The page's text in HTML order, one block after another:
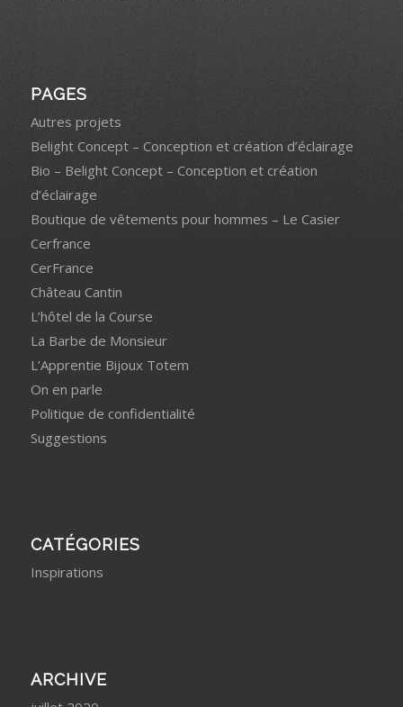
PAGES
Autres projets
Belight Concept – Conception et création d’éclairage
Bio – Belight Concept – Conception et création
d’éclairage
Boutique de vêtements pour hommes – Le Casier
Cerfrance
CerFrance
Château Cantin
L’hôtel de la Course
La Barbe de Monsieur
L’Apprentie Bijoux Totem
On en parle
Politique de confidentialité
Suggestions
CATÉGORIES
Inspirations
ARCHIVE